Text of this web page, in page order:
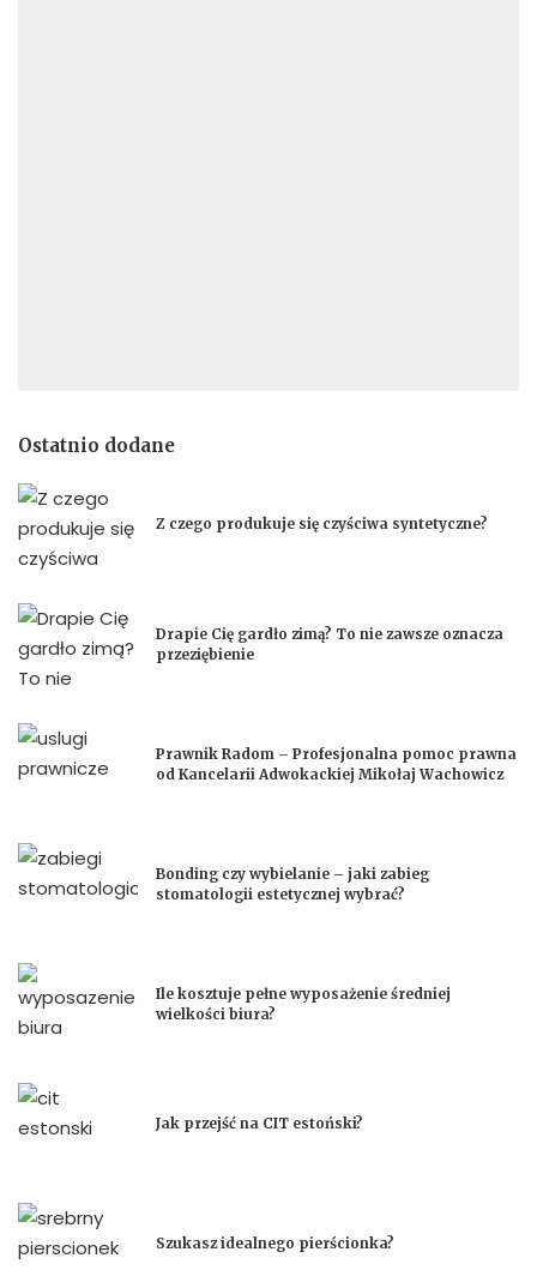
Ostatnio dodane
Z czego produkuje się czyściwa syntetyczne?
Drapie Cię gardło zimą? To nie zawsze oznacza
przeziębienie
Prawnik Radom – Profesjonalna pomoc prawna
od Kancelarii Adwokackiej Mikołaj Wachowicz
Bonding czy wybielanie – jaki zabieg
stomatologii estetycznej wybrać?
Ile kosztuje pełne wyposażenie średniej
wielkości biura?
Jak przejść na CIT estoński?
Szukasz idealnego pierścionka?